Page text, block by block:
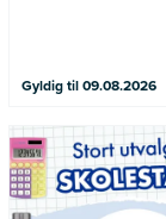
Gyldig til 09.08.2026
Gjelder